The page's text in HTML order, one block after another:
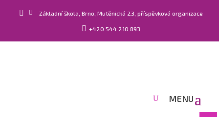
  Základní škola, Brno, Mutěnická 23, příspěvková organizace
 +420 544 210 893